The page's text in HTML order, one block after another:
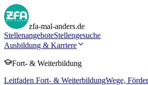
zfa-mal-anders.de
StellenangeboteStellengesuche
Ausbildung & Karriere
Fort- & Weiterbildung
Leitfaden Fort- & WeiterbildungWege,